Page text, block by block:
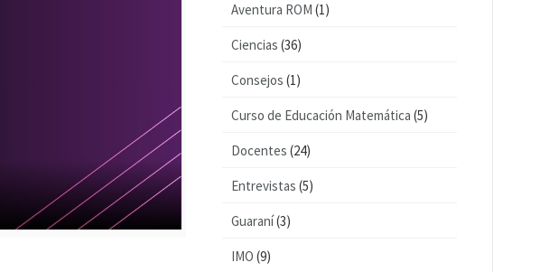
Aventura ROM (1)
Ciencias (36)
Consejos (1)
Curso de Educación Matemática (5)
Docentes (24)
Entrevistas (5)
Guaraní(3)
IMO (9)